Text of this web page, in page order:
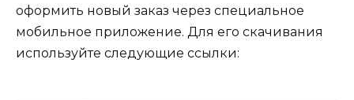
оформить новый заказ через специальное
мобильное приложение. Для его скачивания
используйте следующие ссылки: